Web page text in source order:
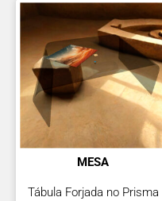
MESA
Tábula Forjada no Prisma